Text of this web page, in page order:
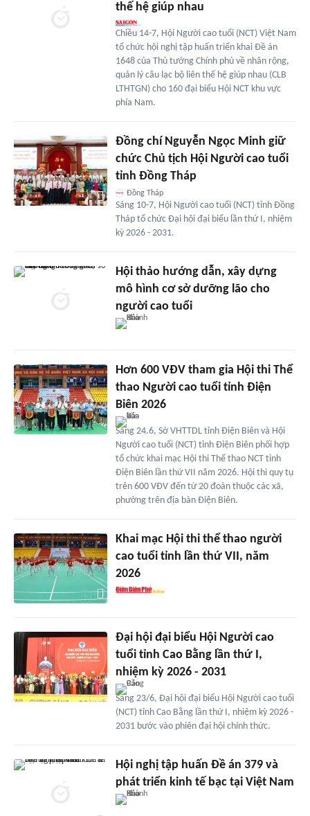
thế hệ giúp nhau
Chiều 14-7, Hội Người cao tuổi (NCT) Việt Nam
tổ chức hội nghị tập huấn triển khai Đề án
1648 của Thủ tướng Chính phủ về nhân rộng,
quản lý câu lạc bộ liên thế hệ giúp nhau (CLB
LTHTGN) cho 160 đại biểu Hội NCT khu vực
phía Nam.
Đồng chí Nguyễn Ngọc Minh giữ
chức Chủ tịch Hội Người cao tuổi
tỉnh Đồng Tháp
Đồng Tháp
Sáng 10-7, Hội Người cao tuổi (NCT) tỉnh Đồng
Tháp tổ chức Đại hội đại biểu lần thứ I, nhiệm
kỳ 2026 - 2031.
Hội thảo hướng dẫn, xây dựng
mô hình cơ sở dưỡng lão cho
người cao tuổi
Hơn 600 VĐV tham gia Hội thi Thể
thao Người cao tuổi tỉnh Điện
Biên 2026
Sáng 24.6, Sở VHTTDL tỉnh Điện Biên và Hội
Người cao tuổi (NCT) tỉnh Điện Biên phối hợp
tổ chức khai mạc Hội thi Thể thao NCT tỉnh
Điện Biên lần thứ VII năm 2026. Hội thi quy tụ
trên 600 VĐV đến từ 20 đoàn thuộc các xã,
phường trên địa bàn Điện Biên.
Khai mạc Hội thi thể thao người
cao tuổi tỉnh lần thứ VII, năm
2026
Đại hội đại biểu Hội Người cao
tuổi tỉnh Cao Bằng lần thứ I,
nhiệm kỳ 2026 - 2031
Sáng 23/6, Đại hội đại biểu Hội Người cao tuổi
(NCT) tỉnh Cao Bằng lần thứ I, nhiệm kỳ 2026 -
2031 bước vào phiên đại hội chính thức.
Hội nghị tập huấn Đề án 379 và
phát triển kinh tế bạc tại Việt Nam